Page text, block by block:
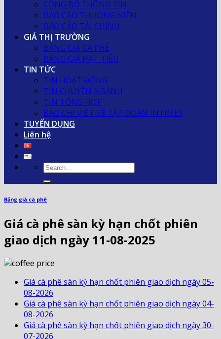
CÔNG BỐ THÔNG TIN
BÁO CÁO THƯỜNG NIÊN
BÁO CÁO TÀI CHÍNH
GIÁ THỊ TRƯỜNG
BẢNG GIÁ CÀ PHÊ
BẢNG GIÁ HẠT TIÊU
TIN TỨC
TIN HOẠT ĐỘNG
TIN CHUYÊN NGÀNH
TIN TỔNG HỢP
BÁO CHÍ VIẾT VỀ TẬP ĐOÀN INTIMEX
TUYỂN DỤNG
Liên hệ
Bảng giá cà phê
Giá cà phê sàn kỳ hạn chốt phiên
giao dịch ngày 11-08-2025
Giá cà phê sàn kỳ hạn chốt phiên giao dịch ngày 05-
08-2026
Giá cà phê sàn kỳ hạn chốt phiên giao dịch ngày 04-
08-2026
Giá cà phê sàn kỳ hạn chốt phiên giao dịch ngày 30-
07-2026